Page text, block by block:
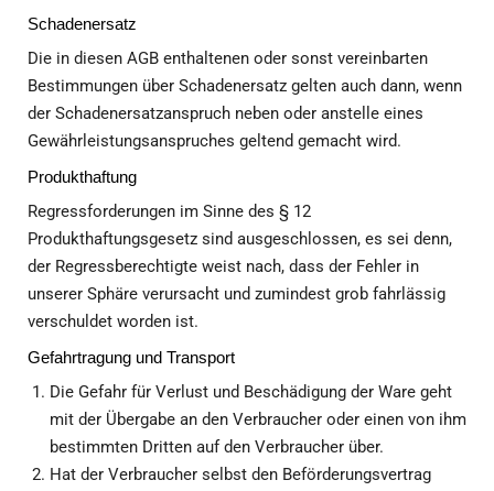
Schadenersatz
Die in diesen AGB enthaltenen oder sonst vereinbarten
Bestimmungen über Schadenersatz gelten auch dann, wenn
der Schadenersatzanspruch neben oder anstelle eines
Gewährleistungsanspruches geltend gemacht wird.
Produkthaftung
Regressforderungen im Sinne des § 12
Produkthaftungsgesetz sind ausgeschlossen, es sei denn,
der Regressberechtigte weist nach, dass der Fehler in
unserer Sphäre verursacht und zumindest grob fahrlässig
verschuldet worden ist.
Gefahrtragung und Transport
Die Gefahr für Verlust und Beschädigung der Ware geht
mit der Übergabe an den Verbraucher oder einen von ihm
bestimmten Dritten auf den Verbraucher über.
Hat der Verbraucher selbst den Beförderungsvertrag